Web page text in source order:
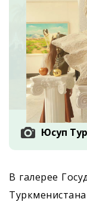
Юсуп
В галерее